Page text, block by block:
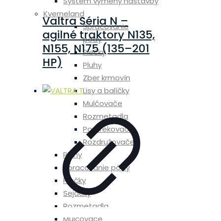
Kverneland
Spracovanie
pôdy
Plečky
Pluhy
Zber krmovín
Lisy a balíčky
Mulčovače
Rozmetadla
Postrekovače
Rozdružovače
Pluhy
Spracovanie pôdy
Plečky
Sejačky
Rozmetadla
Mulčovače
Valtra Séria N –
agilné traktory N135,
N155, N175 (135–201
HP)